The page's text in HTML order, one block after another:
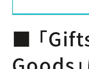
■ 「